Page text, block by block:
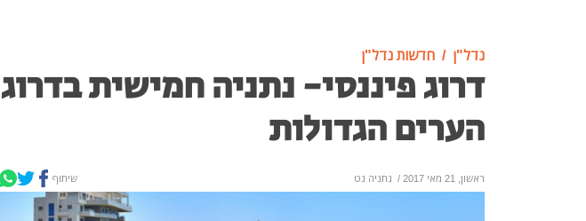
נדל"ן חדשות נדל"ן
דרוג פיננסי- נתניה חמישית בדרוג
הערים הגדולות
ראשון, 21 מאי 2017 / נתניה נט שיתוף